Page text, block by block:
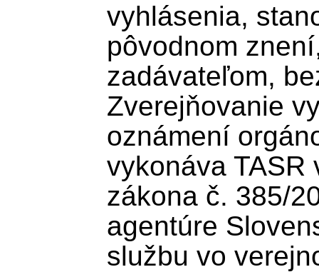
vyhlásenia,
pôvodnom
zadávateľom,
Zverejňovanie
oznámení
vykonáva TASR
zákona č. 385/
agentúre
službu vo